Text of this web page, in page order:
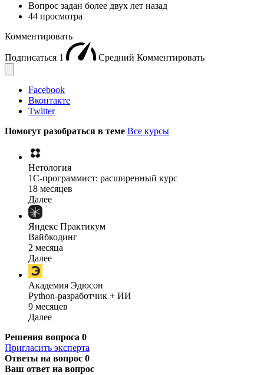
Вопрос задан более двух лет назад
44 просмотра
Комментировать
Подписаться 1 Средний Комментировать
Facebook
Вконтакте
Twitter
Помогут разобраться в теме Все курсы
Нетология
1C-программист: расширенный курс
18 месяцев
Далее
Яндекс Практикум
Вайбкодинг
2 месяца
Далее
Академия Эдюсон
Python-разработчик + ИИ
9 месяцев
Далее
Решения вопроса 0
Пригласить эксперта
Ответы на вопрос 0
Ваш ответ на вопрос